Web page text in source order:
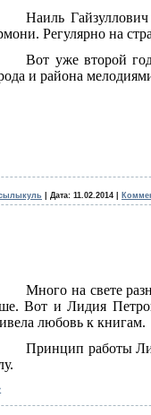
Наиль
Регулярно на
Вот уже второй
и района
Дата: 11.02.2014
Много на свете
Вот и Лидия
любовь к книгам.
Принцип работы